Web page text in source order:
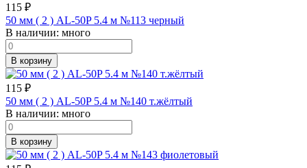
115 ₽
50 мм ( 2 ) AL-50P 5.4 м №113 черный
В наличии: много
В корзину
115 ₽
50 мм ( 2 ) AL-50P 5.4 м №140 т.жёлтый
В наличии: много
В корзину